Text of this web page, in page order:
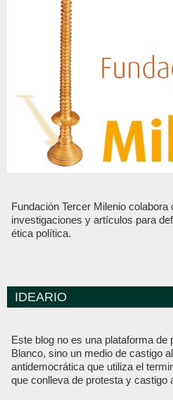
Fundación Tercer Milenio
investigaciones y artículos para
ética política.
IDEARIO
Este blog no es una plataforma de
Blanco, sino un medio de castigo
antidemocrática que utiliza el
que conlleva de protesta y castigo